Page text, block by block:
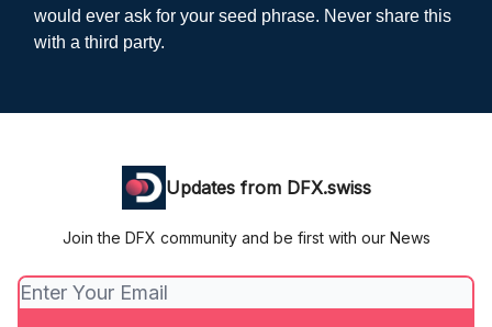
would ever ask for your seed phrase. Never share this
with a third party.
Updates from DFX.swiss
Join the DFX community and be first with our News